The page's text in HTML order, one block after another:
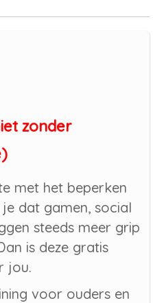
zonder
met het beperken
dat gamen, social
steeds meer grip
is deze gratis
jou.
voor ouders en